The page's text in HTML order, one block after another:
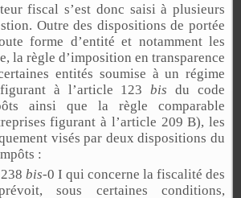
fiscal s’est donc saisi à plusieurs
Outre des dispositions de portée
forme d’entité et notamment les
la règle d’imposition en transparence
entités soumise à un régime
à l’article 123bisdu code
ainsi que la règle comparable
figurant à l’article 209 B), les
visés par deux dispositions du
:
bis-0 I qui concerne la fiscalité des
sous certaines conditions,